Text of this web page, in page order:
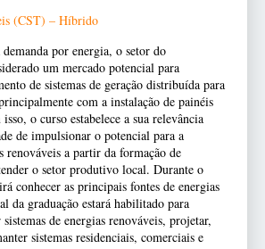
(CST) – Híbrido
por energia, o setor do
um mercado potencial para
de sistemas de geração distribuída para
com a instalação de painéis
o curso estabelece a sua relevância
de impulsionar o potencial para a
renováveis a partir da formação de
o setor produtivo local. Durante o
conhecer as principais fontes de energias
da graduação estará habilitado para
de energias renováveis, projetar,
sistemas residenciais, comerciais e